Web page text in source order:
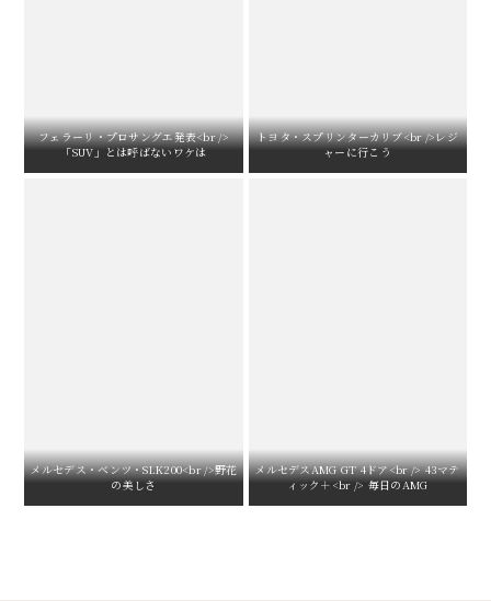
フェラーリ・プロサングエ発表<br />
「SUV」とは呼ばないワケは
トヨタ・スプリンターカリブ<br />レジ
ャーに行こう
メルセデス・ベンツ・SLK200<br />野花
の美しさ
メルセデスAMG GT 4ドア<br /> 43マテ
ィック＋<br /> 毎日のAMG